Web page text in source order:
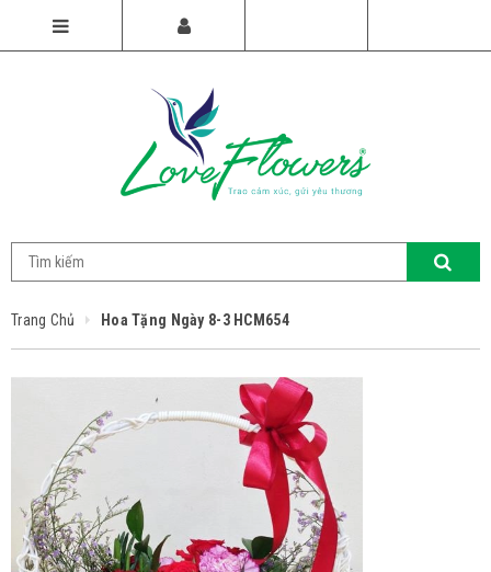
Trang Chủ Hoa Tặng Ngày 8-3 HCM654